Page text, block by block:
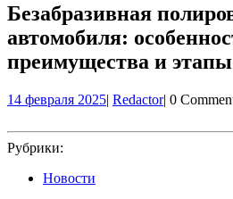
Безабразивная
автомобиля:
преимущества и
14 февраля 202514
2025
| RedactorRedactor
| 0
Рубрики:
Новости